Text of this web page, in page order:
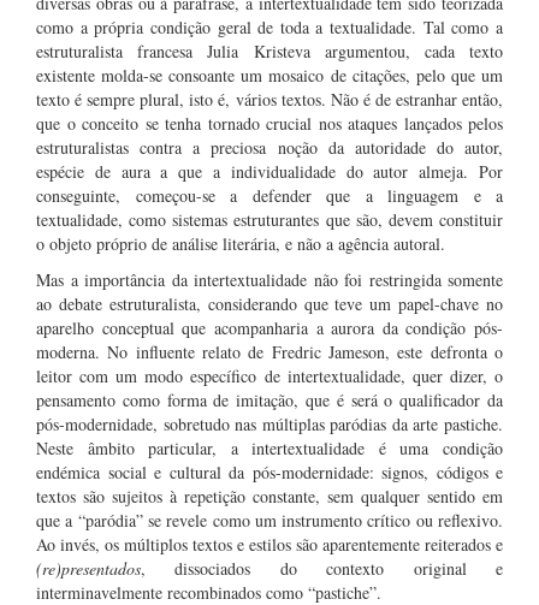
como a própria condição geral de toda a textualidade. Tal como a
estruturalista francesa Julia Kristeva argumentou, cada texto
existente molda-se consoante um mosaico de citações, pelo que um
texto é sempre plural, isto é, vários textos. Não é de estranhar então,
que o conceito se tenha tornado crucial nos ataques lançados pelos
estruturalistas contra a preciosa noção da autoridade do autor,
espécie de aura a que a individualidade do autor almeja. Por
conseguinte, começou-se a defender que a linguagem e a
textualidade, como sistemas estruturantes que são, devem constituir
o objeto próprio de análise literária, e não a agência autoral.
Mas a importância da intertextualidade não foi restringida somente
ao debate estruturalista, considerando que teve um papel-chave no
aparelho conceptual que acompanharia a aurora da condição pós-
moderna. No influente relato de Fredric Jameson, este defronta o
leitor com um modo específico de intertextualidade, quer dizer, o
pensamento como forma de imitação, que é será o qualificador da
pós-modernidade, sobretudo nas múltiplas paródias da arte pastiche.
Neste âmbito particular, a intertextualidade é uma condição
endémica social e cultural da pós-modernidade: signos, códigos e
textos são sujeitos à repetição constante, sem qualquer sentido em
que a “paródia” se revele como um instrumento crítico ou reflexivo.
Ao invés, os múltiplos textos e estilos são aparentemente reiterados e
(re)presentados, dissociados do contexto original e
interminavelmente recombinados como “pastiche”.